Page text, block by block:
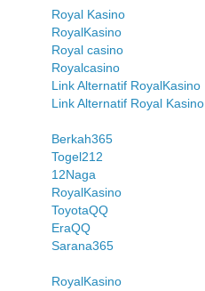
Royal Kasino
RoyalKasino
Royal casino
Royalcasino
Link Alternatif RoyalKasino
Link Alternatif Royal Kasino
Berkah365
Togel212
12Naga
RoyalKasino
ToyotaQQ
EraQQ
Sarana365
RoyalKasino